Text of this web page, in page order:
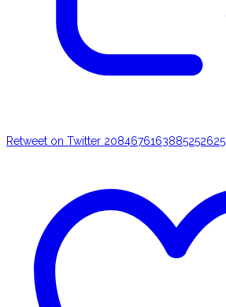
Retweet on Twitter 2084676163885252625